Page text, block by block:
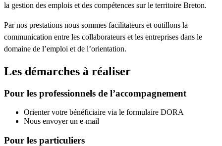
la gestion des emplois et des compétences sur le territoire Breton.
Par nos prestations nous sommes facilitateurs et outillons la
communication entre les collaborateurs et les entreprises dans le
domaine de l’emploi et de l’orientation.
Les démarches à réaliser
Pour les professionnels de l’accompagnement
Orienter votre bénéficiaire via le formulaire DORA
Nous envoyer un e-mail
Pour les particuliers